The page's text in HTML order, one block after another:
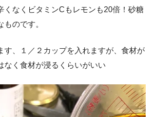
くなくビタミンCもレモンも20倍！砂糖
のです。
す、１／２カップを入れますが、食材が
なく食材が浸るくらいがいい